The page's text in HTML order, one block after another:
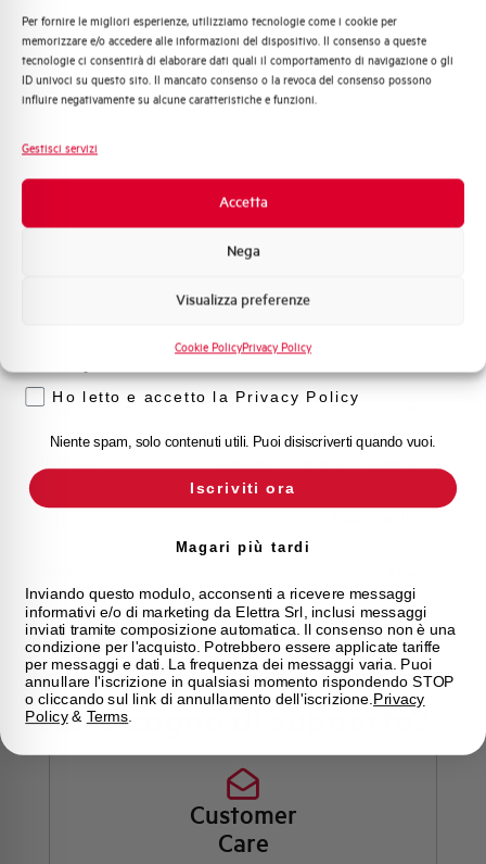
Per fornire le migliori esperienze, utilizziamo tecnologie come i cookie per
memorizzare e/o accedere alle informazioni del dispositivo. Il consenso a queste
tecnologie ci consentirà di elaborare dati quali il comportamento di navigazione o gli
ID univoci su questo sito. Il mancato consenso o la revoca del consenso possono
influire negativamente su alcune caratteristiche e funzioni.
Gestisci servizi
Accetta
Nega
Visualizza preferenze
Cookie PolicyPrivacy Policy
Capacità dei terminali 1…35 mm²
Adatto al sezionamento
Temperatura di impiego -25/+55 °C
Temperatura di riferimento (°C)
Classe di limitazione
Hai bisogno di supporto?
Customer
Care
Quali argomenti ti interessano di più?
Distribuzione di Energia
Automazione Industriale
Sistema Quadri
Promozioni e offerte
Formazione tecnica
Voglio ricevere aggiornamenti, novità di
Ho letto e accetto la Privacy Policy
Niente spam, solo contenuti utili. Puoi disiscriverti quando vuoi.
Iscriviti ora
Magari più tardi
Inviando questo modulo, acconsenti a ricevere messaggi
informativi e/o di marketing da Elettra Srl, inclusi messaggi
inviati tramite composizione automatica. Il consenso non è una
condizione per l'acquisto. Potrebbero essere applicate tariffe
per messaggi e dati. La frequenza dei messaggi varia. Puoi
annullare l'iscrizione in qualsiasi momento rispondendo STOP
o cliccando sul link di annullamento dell'iscrizione. Privacy
Policy& Terms